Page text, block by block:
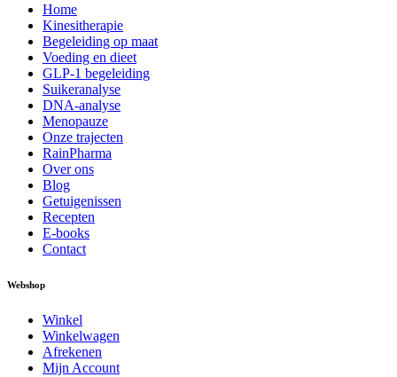
Home
Kinesitherapie
Begeleiding op maat
Voeding en dieet
GLP-1 begeleiding
Suikeranalyse
DNA-analyse
Menopauze
Onze trajecten
RainPharma
Over ons
Blog
Getuigenissen
Recepten
E-books
Contact
Webshop
Winkel
Winkelwagen
Afrekenen
Mijn Account